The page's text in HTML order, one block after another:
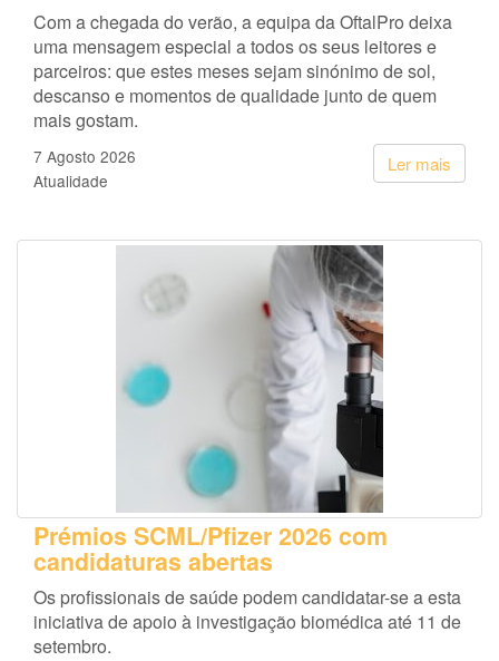
Com a chegada do verão, a equipa da OftalPro deixa
uma mensagem especial a todos os seus leitores e
parceiros: que estes meses sejam sinónimo de sol,
descanso e momentos de qualidade junto de quem
mais gostam.
Ler mais
7 Agosto 2026
Atualidade
Prémios SCML/Pfizer 2026 com
candidaturas abertas
Os profissionais de saúde podem candidatar-se a esta
iniciativa de apoio à investigação biomédica até 11 de
setembro.